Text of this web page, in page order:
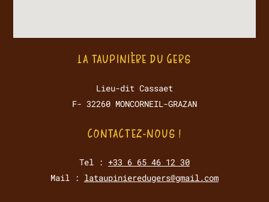
LA TAUPINIÈRE DU GERS
Lieu-dit Cassaet
F- 32260 MONCORNEIL-GRAZAN
CONTACTEZ-NOUS !
Tel : +33 6 65 46 12 30
Mail : lataupinieredugers@gmail.com